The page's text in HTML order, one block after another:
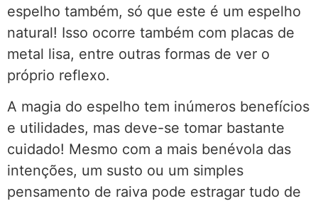
espelho também, só que este é um espelho
natural! Isso ocorre também com placas de
metal lisa, entre outras formas de ver o
próprio reflexo.
A magia do espelho tem inúmeros benefícios
e utilidades, mas deve-se tomar bastante
cuidado! Mesmo com a mais benévola das
intenções, um susto ou um simples
pensamento de raiva pode estragar tudo de